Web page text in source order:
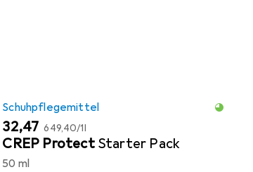
Schuhpflegemittel
EUR
32,47 EUR
649,40/1l
CREP Protect Starter Pack
50 ml